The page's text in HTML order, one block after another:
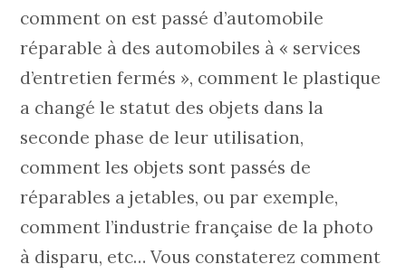
comment on est passé d’automobile
réparable à des automobiles à « services
d’entretien fermés », comment le plastique
a changé le statut des objets dans la
seconde phase de leur utilisation,
comment les objets sont passés de
réparables a jetables, ou par exemple,
comment l’industrie française de la photo
à disparu, etc… Vous constaterez comment